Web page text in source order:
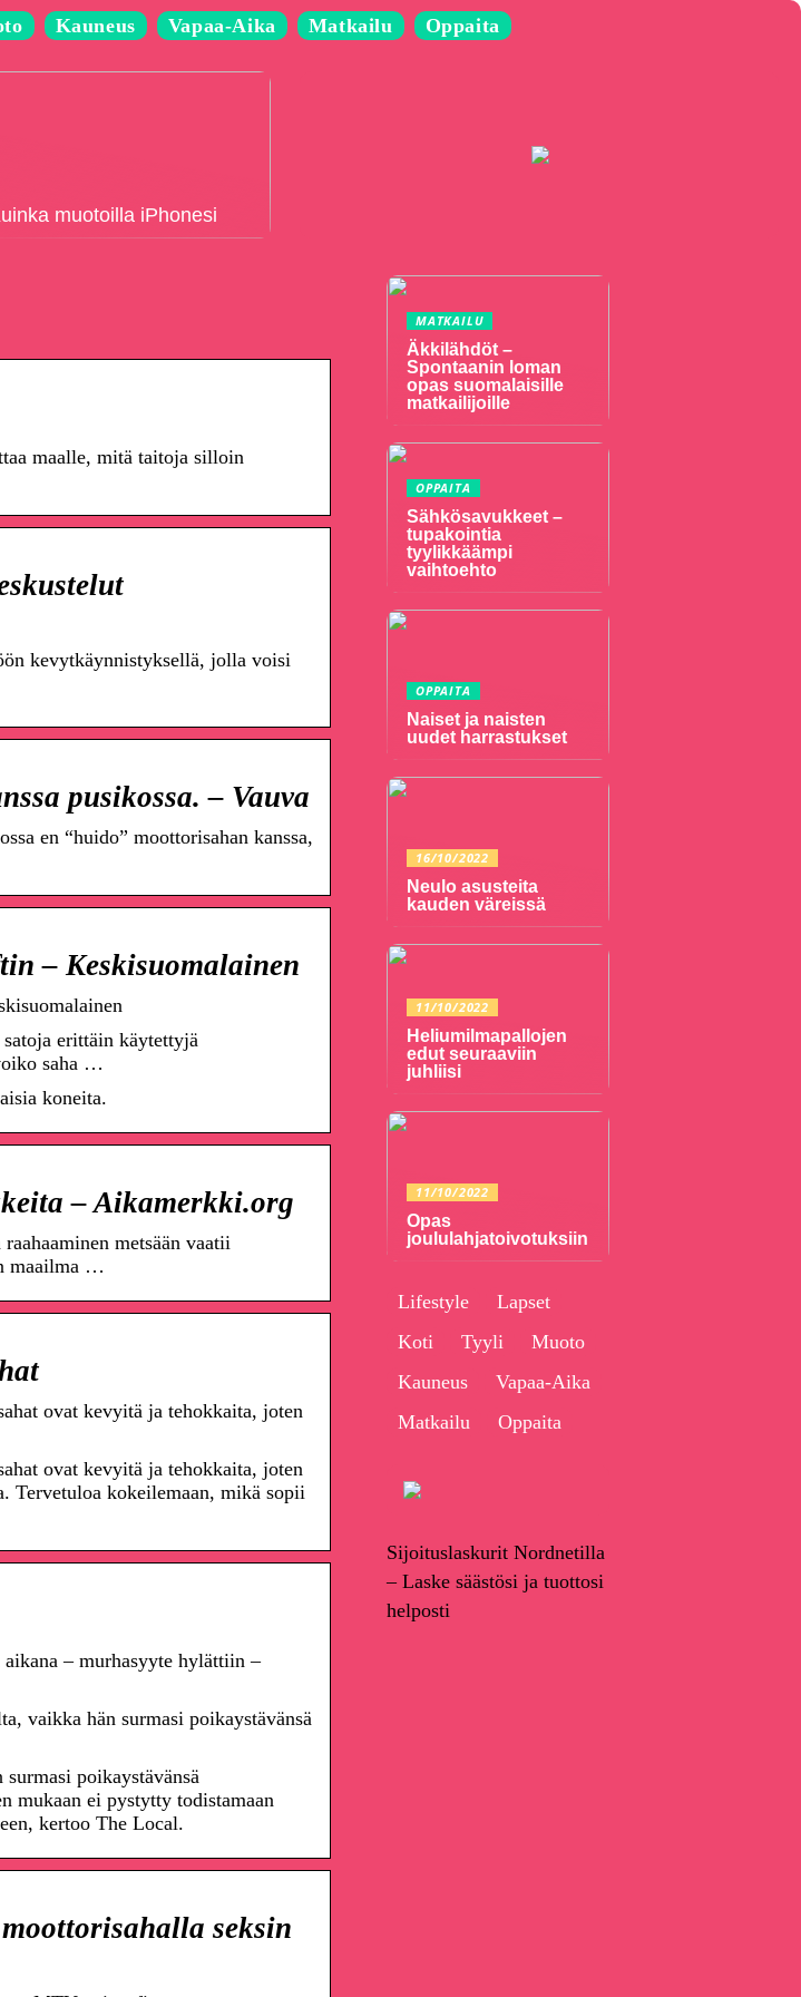
Kauneus Vapaa-Aika Matkailu Oppaita
muotoilla iPhonesi
maalle, mitä taitoja silloin
kevytkäynnistyksellä, jolla voisi
pusikossa. – Vauva
en “huido” moottorisahan kanssa,
– Keskisuomalainen
erittäin käytettyjä
saha …
koneita.
– Aikamerkki.org
metsään vaatii
maailma …
ovat kevyitä ja tehokkaita, joten
ovat kevyitä ja tehokkaita, joten
Tervetuloa kokeilemaan, mikä sopii
– murhasyyte hylättiin –
vaikka hän surmasi poikaystävänsä
poikaystävänsä
mukaan ei pystytty todistamaan
kertoo The Local.
seksin
MATKAILU
Äkkilähdöt –
Spontaanin loman
opas suomalaisille
matkailijoille
OPPAITA
Sähkösavukkeet –
tupakointia
tyylikkäämpi
vaihtoehto
OPPAITA
Naiset ja naisten
uudet harrastukset
16/10/2022
Neulo asusteita
kauden väreissä
11/10/2022
Heliumilmapallojen
edut seuraaviin
juhliisi
11/10/2022
Opas
joululahjatoivotuksiin
Lifestyle
Lapset
Koti
Tyyli
Muoto
Kauneus
Vapaa-Aika
Matkailu
Oppaita
Sijoituslaskurit Nordnetilla
– Laske säästösi ja tuottosi
helposti